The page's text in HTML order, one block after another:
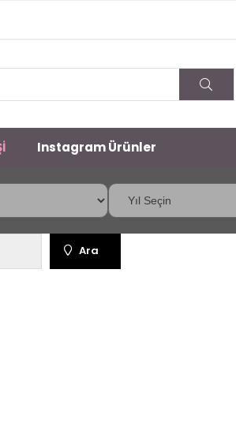
Instagram Ürünler
Ara